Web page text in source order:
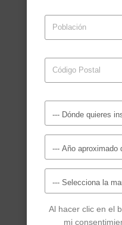
Al hacer clic en el
mi